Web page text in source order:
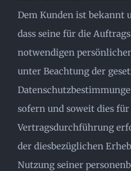
Dem Kunden ist bekannt
dass seine für die
notwendigen
unter Beachtung der
sofern und soweit dies
Vertragsdurchführung
der diesbezüglichen
Nutzung seiner